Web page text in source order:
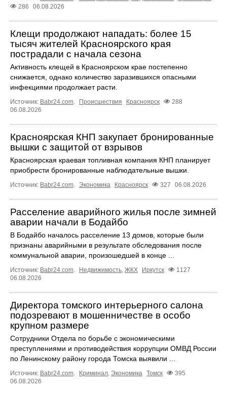
286
06.08.2026
Клещи продолжают нападать: более 15
тысяч жителей Красноярского края
пострадали с начала сезона
Активность клещей в Красноярском крае постепенно
снижается, однако количество заразившихся опасными
инфекциями продолжает расти.
Источник: Babr24.com. Происшествия Красноярск
288
06.08.2026
Красноярская КНП закупает бронированные
вышки с защитой от взрывов
Красноярская краевая топливная компания КНП планирует
приобрести бронированные наблюдательные вышки.
Источник: Babr24.com. Экономика Красноярск 327 06.08.2026
Расселение аварийного жилья после зимней
аварии начали в Бодайбо
В Бодайбо началось расселение 13 домов, которые были
признаны аварийными в результате обследования после
коммунальной аварии, произошедшей в конце ...
Источник: Babr24.com. Недвижимость, ЖКХ Иркутск
1127
06.08.2026
Директора томского интерьерного салона
подозревают в мошенничестве в особо
крупном размере
Сотрудники Отдела по борьбе с экономическими
преступлениями и противодействия коррупции ОМВД России
по Ленинскому району города Томска выявили ...
Источник: Babr24.com. Криминал, Экономика Томск
395
06.08.2026